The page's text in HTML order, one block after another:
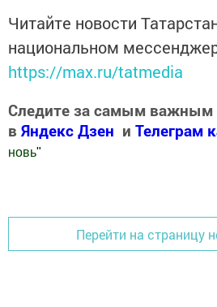
Читайте новости
национальном
https://max.ru/tatmedia
Следите за самым важным
в Яндекс Дзен и Телеграм
новь"
Перейти на страницу